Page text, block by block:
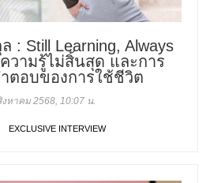
: Still Learning, Always
วามรู้ไม่สิ้นสุด และการ
ตอบของการใช้ชีวิต
หาคม 2568, 10:07 น.
EXCLUSIVE INTERVIEW